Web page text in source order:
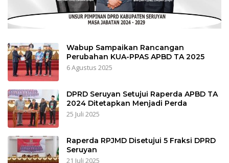
Wabup Sampaikan Rancangan
Perubahan KUA-PPAS APBD TA 2025
6 Agustus 2025
DPRD Seruyan Setujui Raperda APBD TA
2024 Ditetapkan Menjadi Perda
25 Juli 2025
Raperda RPJMD Disetujui 5 Fraksi DPRD
Seruyan
21 Juli 2025